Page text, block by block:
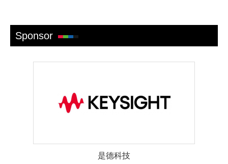
Sponsor
是德科技